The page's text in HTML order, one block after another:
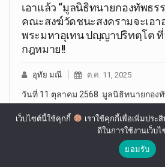
เอาแล้ว “มูลนิธิทนายกองทัพธร
คณะสงฆ์วัดชนะสงครามจะเอา
พระมหาอุเทน ปญฺญาปริทตฺโต
กฎหมาย!!
อุทัย มณี ต.ค. 11, 2025
วันที่ 11 ตุลาคม 2568 มูลนิธิทนายกอง
ส.ส.สกลนครเพื่อไทยเข้ากราบ
เว็บไซต์นี้ใช้คุกกี้
เราใช้คุกกี้เพื่อเพิ่มปร
ดีในการใช้งานเว็บไ
ยอมรับ